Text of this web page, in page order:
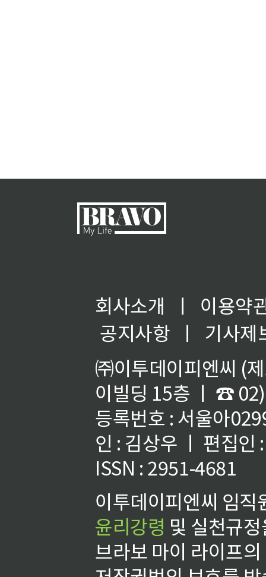
회사소개 ㅣ
이용약
공지사항
ㅣ
기사제
㈜이투데이피엔씨 (
이빌딩 15층 ㅣ ☎
등록번호 : 서울아
인 : 김상우 ㅣ 편집인
ISSN : 2951-4681
이투데이피엔씨 임
윤리강령 및 실천규
브라보 마이 라이프